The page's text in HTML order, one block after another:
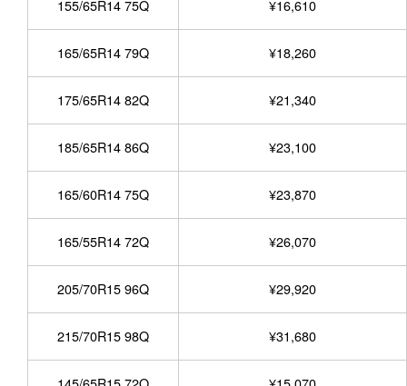
155/65R14 75Q ¥16,610
165/65R14 79Q ¥18,260
175/65R14 82Q ¥21,340
185/65R14 86Q ¥23,100
165/60R14 75Q ¥23,870
165/55R14 72Q ¥26,070
205/70R15 96Q ¥29,920
215/70R15 98Q ¥31,680